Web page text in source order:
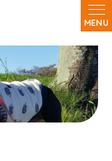
MENU